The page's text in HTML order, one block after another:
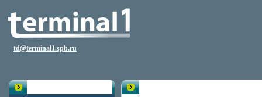
td@terminal1.spb.ru